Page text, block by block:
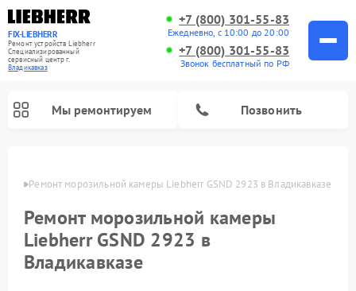
FIX-LIEBHERR
Ремонт устройств Liebherr
Специализированный
cервисный центр г.
Владикавказ
+7 (800) 301-55-83
Ежедневно, с 10:00 до 20:00
+7 (800) 301-55-83
Звонок бесплатный по РФ
Мы ремонтируем Позвонить
Ремонт морозильной камеры Liebherr GSND 2923 в Владикавказе
Ремонт морозильной камеры
Liebherr GSND 2923 в
Владикавказе